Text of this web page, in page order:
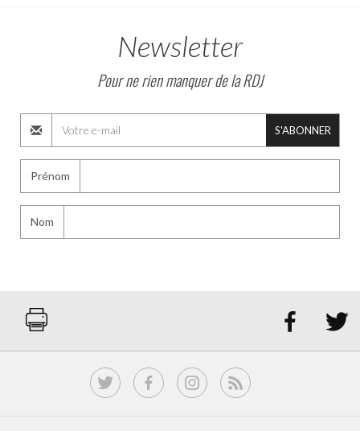
Newsletter
Pour ne rien manquer de la RDJ
S'ABONNER
Prénom
Nom
 